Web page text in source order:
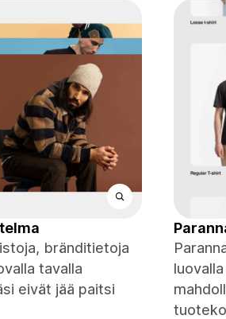
bränditietoja
tavalla
eivät jää paitsi